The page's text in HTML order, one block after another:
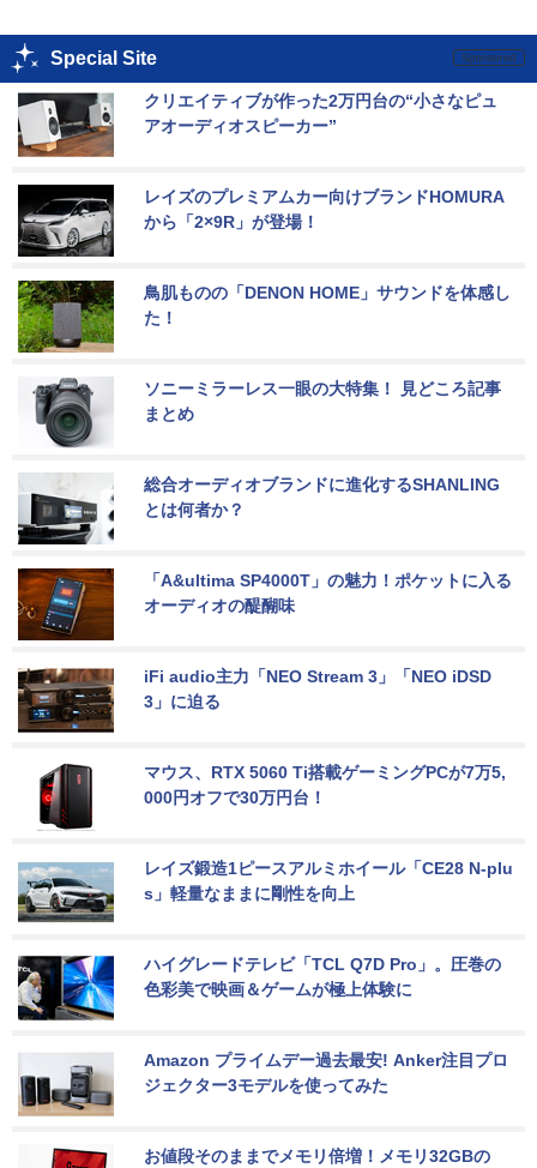
Special Site
クリエイティブが作った2万円台の“小さなピュ
アオーディオスピーカー”
レイズのプレミアムカー向けブランドHOMURA
から「2×9R」が登場！
鳥肌ものの「DENON HOME」サウンドを体感し
た！
ソニーミラーレス一眼の大特集！ 見どころ記事
まとめ
総合オーディオブランドに進化するSHANLING
とは何者か？
「A&ultima SP4000T」の魅力！ポケットに入る
オーディオの醍醐味
iFi audio主力「NEO Stream 3」「NEO iDSD
3」に迫る
マウス、RTX 5060 Ti搭載ゲーミングPCが7万5,
000円オフで30万円台！
レイズ鍛造1ピースアルミホイール「CE28 N-plu
s」軽量なままに剛性を向上
ハイグレードテレビ「TCL Q7D Pro」。圧巻の
色彩美で映画＆ゲームが極上体験に
Amazon プライムデー過去最安! Anker注目プロ
ジェクター3モデルを使ってみた
お値段そのままでメモリ倍増！メモリ32GBの